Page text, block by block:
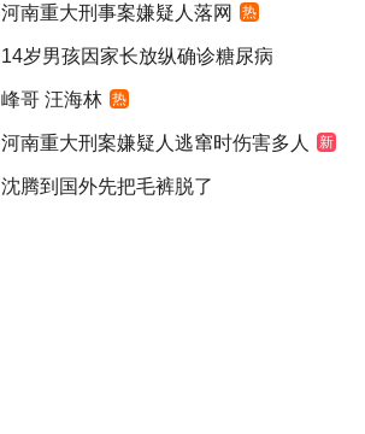
河南重大刑事案嫌疑人落网 热
14岁男孩因家长放纵确诊糖尿病
峰哥 汪海林 热
河南重大刑案嫌疑人逃窜时伤害多人 新
沈腾到国外先把毛裤脱了